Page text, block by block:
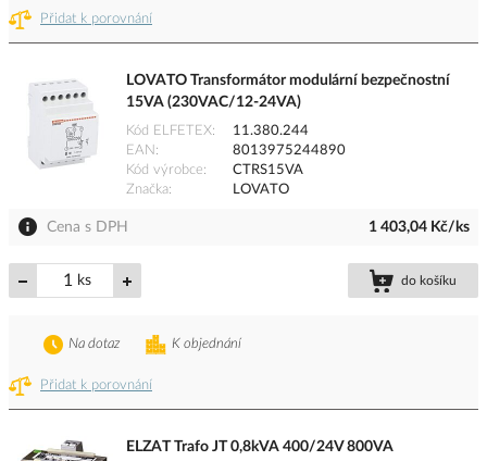
Přidat k porovnání
LOVATO Transformátor modulární bezpečnostní
15VA (230VAC/12-24VA)
Kód ELFETEX
11.380.244
EAN
8013975244890
Kód výrobce
CTRS15VA
Značka
LOVATO
Cena s DPH 1 403,04 Kč/ks
ks do košíku
Přidat k porovnání
K objednání
Na dotaz
ELZAT Trafo JT 0,8kVA 400/24V 800VA